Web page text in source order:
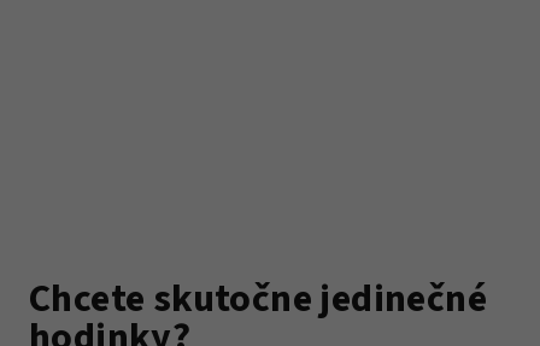
Chcete skutočne jedinečné